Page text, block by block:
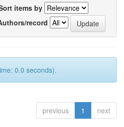
items by
record
0.0 seconds).
previous 1 next